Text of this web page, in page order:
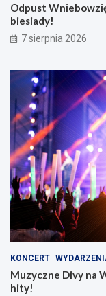
Odpust
biesiady!
7 sierpnia 2026
KONCERT
Muzyczne Divy na
hity!